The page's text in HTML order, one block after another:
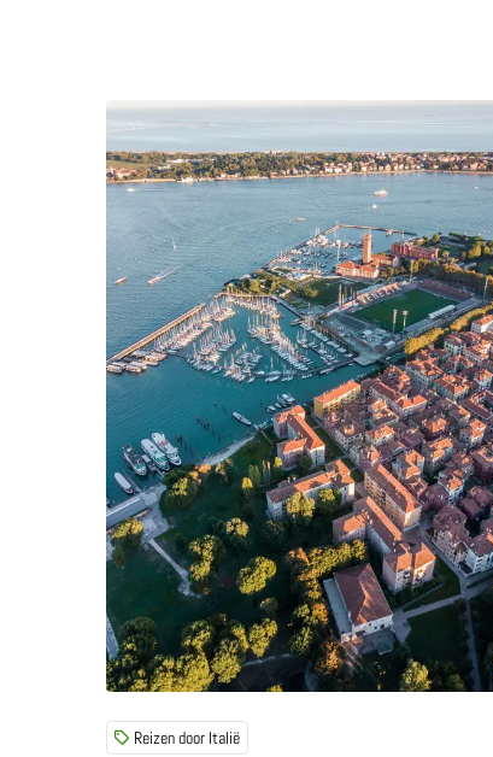
Reizen door Italië
Lees meer over Wat zijn de vijf mooiste